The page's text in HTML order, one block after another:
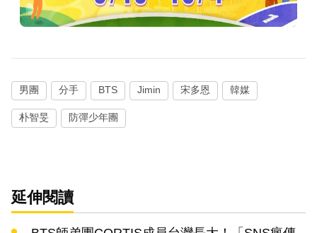
男團 分手 BTS Jimin 宋多恩 韓媒
朴智旻 防彈少年團
延伸閱讀